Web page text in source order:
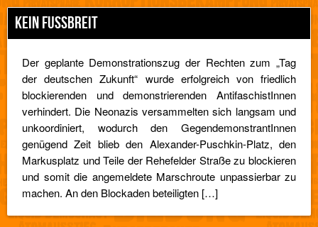
KEIN FUSSBREIT
Der geplante Demonstrationszug der Rechten zum „Tag
der deutschen Zukunft“ wurde erfolgreich von friedlich
blockierenden und demonstrierenden AntifaschistInnen
verhindert. Die Neonazis versammelten sich langsam und
unkoordiniert, wodurch den GegendemonstrantInnen
genügend Zeit blieb den Alexander-Puschkin-Platz, den
Markusplatz und Teile der Rehefelder Straße zu blockieren
und somit die angemeldete Marschroute unpassierbar zu
machen. An den Blockaden beteiligten […]